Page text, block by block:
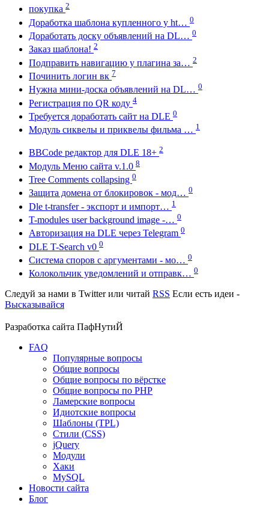
покупка 2
Доработка шаблона купленного у ht… 0
Доработать доску объявлений на DL… 0
Заказ шаблона! 2
Подправить навигацию у плагина за… 2
Починить логин вк 7
Нужна мини-доска объявлений на DL… 0
Регистрация по QR коду 4
Требуется доработать сайт на DLE 0
Модуль сиквелы и приквелы фильма … 1
BBCode редактор для DLE 18+ 2
Модуль Меню сайта v.1.0 8
Tree Comments collapsing 0
Защита домена от блокировок - мод… 0
Dle t-transfer - экспорт и импорт… 1
T-modules user background image -… 0
Авторизация на DLE через Telegram 0
DLE T-Search v0 0
Система споров с аргументами - мо… 0
Колокольчик уведомлений и отправк… 0
Следуй за нами в Twitterили читай RSS Если есть идеи -
Высказывайся
Разработка сайта ПафНутиЙ
FAQ
Популярные вопросы
Общие вопросы
Общие вопросы по вёрстке
Общие вопросы по PHP
Ламерские вопросы
Идиотские вопросы
Шаблоны (TPL)
Стили (CSS)
jQuery
Модули
Хаки
MySQL
Новости сайта
Блог